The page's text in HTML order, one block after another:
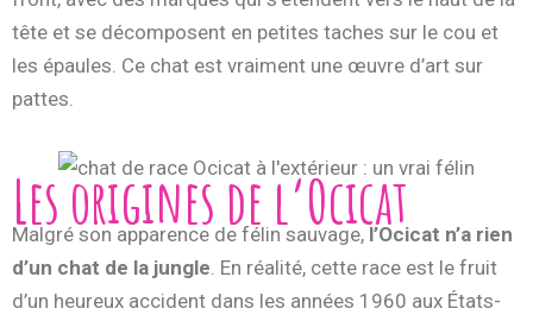
tête et se décomposent en petites taches sur le cou et
les épaules. Ce chat est vraiment une œuvre d’art sur
pattes.
Les origines de l’Ocicat
Malgré son apparence de félin sauvage, l’Ocicat n’a rien
d’un chat de la jungle. En réalité, cette race est le fruit
d’un heureux accident dans les années 1960 aux États-